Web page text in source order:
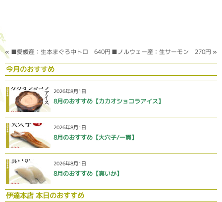
« ■愛媛産：生本まぐろ中トロ 640円 ■ノルウェー産：生サーモン 270円 »
今月のおすすめ
2026年8月1日
8月のおすすめ【カカオショコラアイス】
2026年8月1日
8月のおすすめ【大穴子/一貫】
2026年8月1日
8月のおすすめ【真いか】
伊達本店 本日のおすすめ